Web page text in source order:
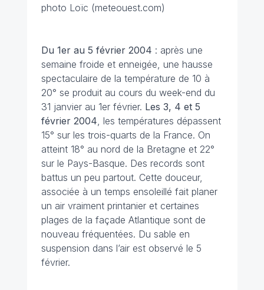
photo Loïc (meteouest.com)
Du 1er au 5 février 2004 : après une
semaine froide et enneigée, une hausse
spectaculaire de la température de 10 à
20° se produit au cours du week-end du
31 janvier au 1er février. Les 3, 4 et 5
février 2004 , les températures dépassent
15° sur les trois-quarts de la France. On
atteint 18° au nord de la Bretagne et 22°
sur le Pays-Basque. Des records sont
battus un peu partout. Cette douceur,
associée à un temps ensoleillé fait planer
un air vraiment printanier et certaines
plages de la façade Atlantique sont de
nouveau fréquentées. Du sable en
suspension dans l’air est observé le 5
février.